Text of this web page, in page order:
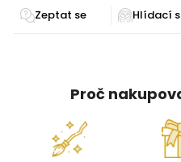
Zeptat se
Proč